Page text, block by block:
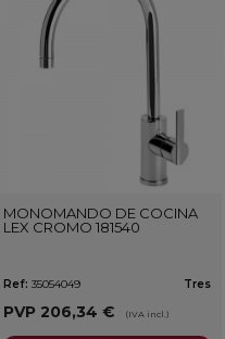
MONOMANDO DE COCINA
LEX CROMO 181540
Ref: 35054049 Tres
PVP 206,34 € (IVA incl.)